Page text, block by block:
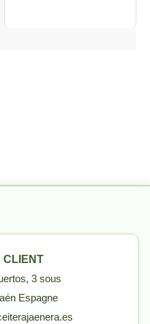
CLIENT
3 sous
Espagne